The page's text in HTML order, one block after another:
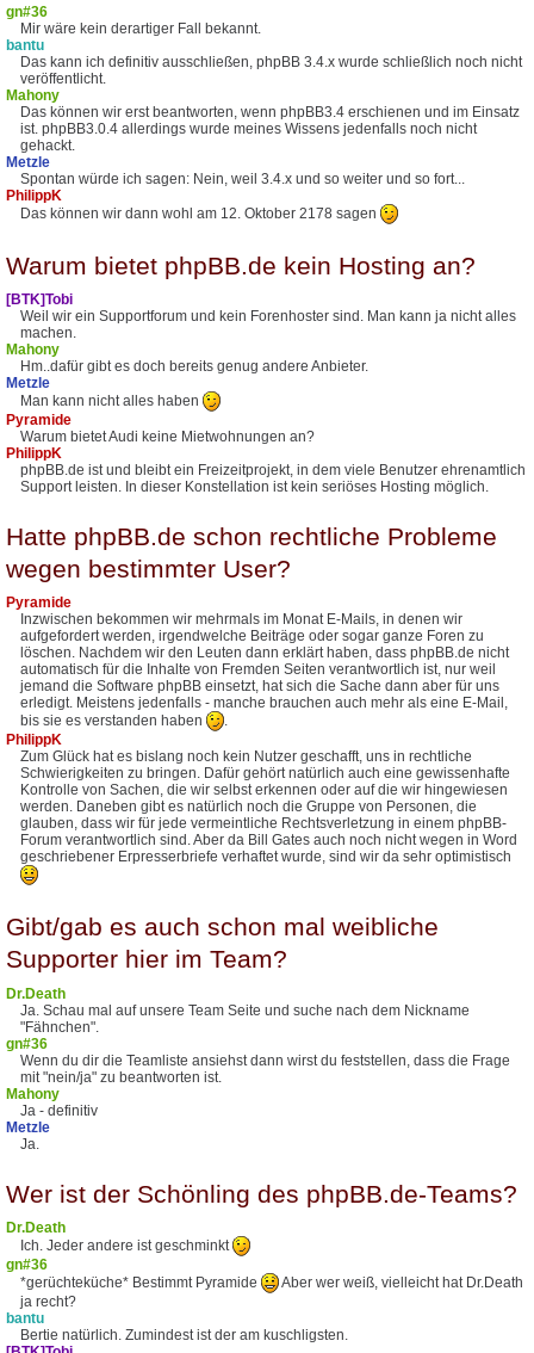
gn#36
Mir wäre kein derartiger Fall bekannt.
bantu
Das kann ich definitiv ausschließen, phpBB 3.4.x wurde schließlich noch nicht
veröffentlicht.
Mahony
Das können wir erst beantworten, wenn phpBB3.4 erschienen und im Einsatz
ist. phpBB3.0.4 allerdings wurde meines Wissens jedenfalls noch nicht
gehackt.
Metzle
Spontan würde ich sagen: Nein, weil 3.4.x und so weiter und so fort...
PhilippK
Das können wir dann wohl am 12. Oktober 2178 sagen
Warum bietet phpBB.de kein Hosting an?
[BTK]Tobi
Weil wir ein Supportforum und kein Forenhoster sind. Man kann ja nicht alles
machen.
Mahony
Hm..dafür gibt es doch bereits genug andere Anbieter.
Metzle
Man kann nicht alles haben
Pyramide
Warum bietet Audi keine Mietwohnungen an?
PhilippK
phpBB.de ist und bleibt ein Freizeitprojekt, in dem viele Benutzer ehrenamtlich
Support leisten. In dieser Konstellation ist kein seriöses Hosting möglich.
Hatte phpBB.de schon rechtliche Probleme
wegen bestimmter User?
Pyramide
Inzwischen bekommen wir mehrmals im Monat E-Mails, in denen wir
aufgefordert werden, irgendwelche Beiträge oder sogar ganze Foren zu
löschen. Nachdem wir den Leuten dann erklärt haben, dass phpBB.de nicht
automatisch für die Inhalte von Fremden Seiten verantwortlich ist, nur weil
jemand die Software phpBB einsetzt, hat sich die Sache dann aber für uns
erledigt. Meistens jedenfalls - manche brauchen auch mehr als eine E-Mail,
bis sie es verstanden haben
.
PhilippK
Zum Glück hat es bislang noch kein Nutzer geschafft, uns in rechtliche
Schwierigkeiten zu bringen. Dafür gehört natürlich auch eine gewissenhafte
Kontrolle von Sachen, die wir selbst erkennen oder auf die wir hingewiesen
werden. Daneben gibt es natürlich noch die Gruppe von Personen, die
glauben, dass wir für jede vermeintliche Rechtsverletzung in einem phpBB-
Forum verantwortlich sind. Aber da Bill Gates auch noch nicht wegen in Word
geschriebener Erpresserbriefe verhaftet wurde, sind wir da sehr optimistisch
Gibt/gab es auch schon mal weibliche
Supporter hier im Team?
Dr.Death
Ja. Schau mal auf unsere Team Seite und suche nach dem Nickname
"Fähnchen".
gn#36
Wenn du dir die Teamliste ansiehst dann wirst du feststellen, dass die Frage
mit "nein/ja" zu beantworten ist.
Mahony
Ja - definitiv
Metzle
Ja.
Wer ist der Schönling des phpBB.de-Teams?
Dr.Death
Ich. Jeder andere ist geschminkt
gn#36
*gerüchteküche* Bestimmt Pyramide
Aber wer weiß, vielleicht hat Dr.Death
ja recht?
bantu
Bertie natürlich. Zumindest ist der am kuschligsten.